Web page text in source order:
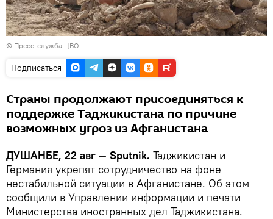
© Пресс-служба ЦВО
Подписаться
Страны продолжают присоединяться к
поддержке Таджикистана по причине
возможных угроз из Афганистана
ДУШАНБЕ, 22 авг — Sputnik. Таджикистан и
Германия укрепят сотрудничество на фоне
нестабильной ситуации в Афганистане. Об этом
сообщили в Управлении информации и печати
Министерства иностранных дел Таджикистана.